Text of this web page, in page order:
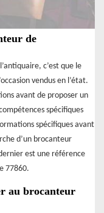
de
c’est que le
vendus en l’état.
avant de proposer un
spécifiques
spécifiques avant
d’un brocanteur
est une référence
77860.
au brocanteur